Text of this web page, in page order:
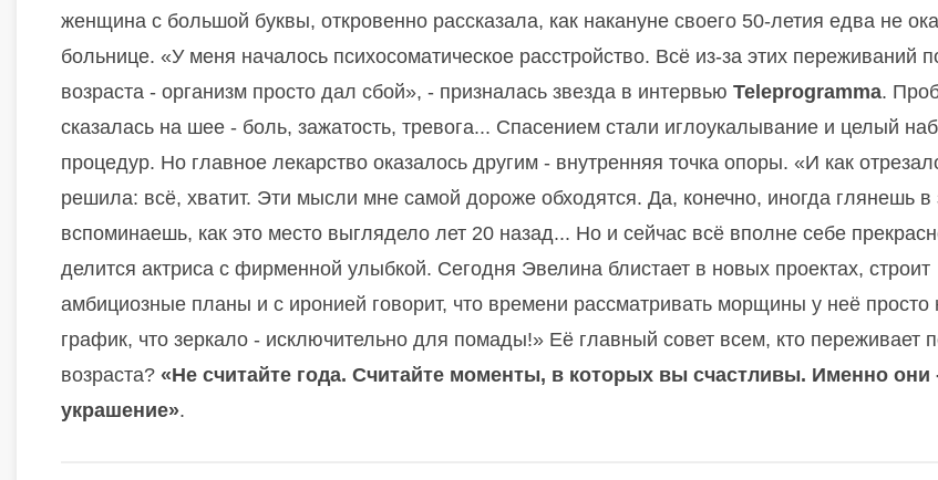
женщина с большой буквы, откровенно рассказала, как накануне своего 50-летия едва не
больнице. «У меня началось психосоматическое расстройство. Всё из-за этих переживаний
возраста - организм просто дал сбой», - призналась звезда в интервью Teleprogramma.
сказалась на шее - боль, зажатость, тревога... Спасением стали иглоукалывание и целый
процедур. Но главное лекарство оказалось другим - внутренняя точка опоры. «И как
решила: всё, хватит. Эти мысли мне самой дороже обходятся. Да, конечно, иногда глянешь в
вспоминаешь, как это место выглядело лет 20 назад... Но и сейчас всё вполне себе
делится актриса с фирменной улыбкой. Сегодня Эвелина блистает в новых проектах, строит
амбициозные планы и с иронией говорит, что времени рассматривать морщины у неё просто
график, что зеркало - исключительно для помады!» Её главный совет всем, кто переживает
возраста? «Не считайте года. Считайте моменты, в которых вы счастливы. Именно они
украшение».